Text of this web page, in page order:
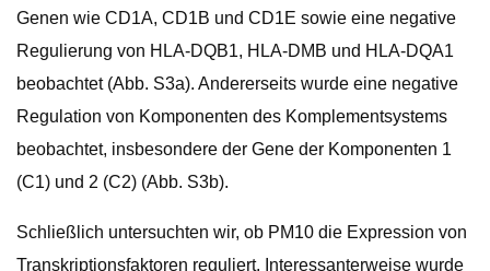
Genen wie CD1A, CD1B und CD1E sowie eine negative
Regulierung von HLA-DQB1, HLA-DMB und HLA-DQA1
beobachtet (Abb. S3a). Andererseits wurde eine negative
Regulation von Komponenten des Komplementsystems
beobachtet, insbesondere der Gene der Komponenten 1
(C1) und 2 (C2) (Abb. S3b).
Schließlich untersuchten wir, ob PM10 die Expression von
Transkriptionsfaktoren reguliert. Interessanterweise wurde